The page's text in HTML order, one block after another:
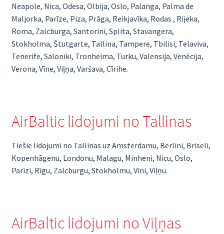
Neapole, Nica, Odesa, Olbija, Oslo, Palanga, Palma de
Maljorka, Parīze, Piza, Prāga, Reikjavīka, Rodas , Rijeka,
Roma, Zalcburga, Santorini, Splita, Stavangera,
Stokholma, Štutgarte, Tallina, Tampere, Tbilisi, Telaviva,
Tenerife, Saloniki, Tronheima, Turku, Valensija, Venēcija,
Verona, Vīne, Viļņa, Varšava, Cīrihe.
AirBaltic lidojumi no Tallinas
Tiešie lidojumi no Tallinas uz Amsterdamu, Berlīni, Briseli,
Kopenhāgenu, Londonu, Malagu, Minheni, Nicu, Oslo,
Parīzi, Rīgu, Zalcburgu, Stokholmu, Vīni, Viļņu.
AirBaltic lidojumi no Viļņas